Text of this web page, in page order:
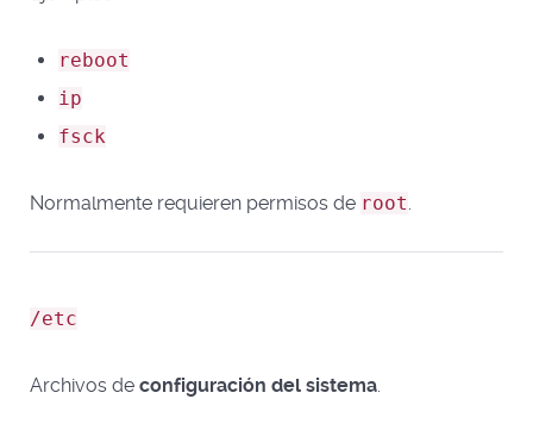
reboot
ip
fsck
Normalmente requieren permisos de root.
/etc
Archivos de configuración del sistema.